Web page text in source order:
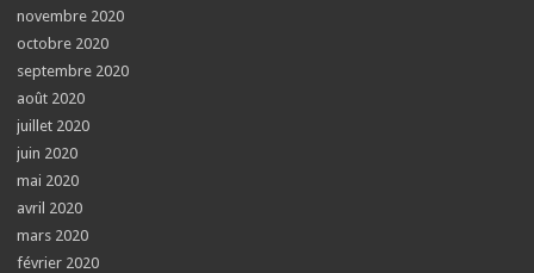
novembre 2020
octobre 2020
septembre 2020
août 2020
juillet 2020
juin 2020
mai 2020
avril 2020
mars 2020
février 2020